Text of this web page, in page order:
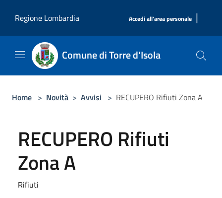
Regione Lombardia
Accedi all'area personale |
Comune di Torre d'Isola
Home > Novità > Avvisi > RECUPERO Rifiuti Zona A
RECUPERO Rifiuti
Zona A
Rifiuti